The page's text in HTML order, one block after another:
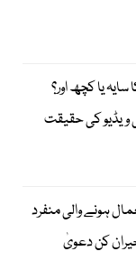
یا کچھ اور؟
ویڈیو کی حقیقت
ہونے والی منفرد
کن دعویٰ